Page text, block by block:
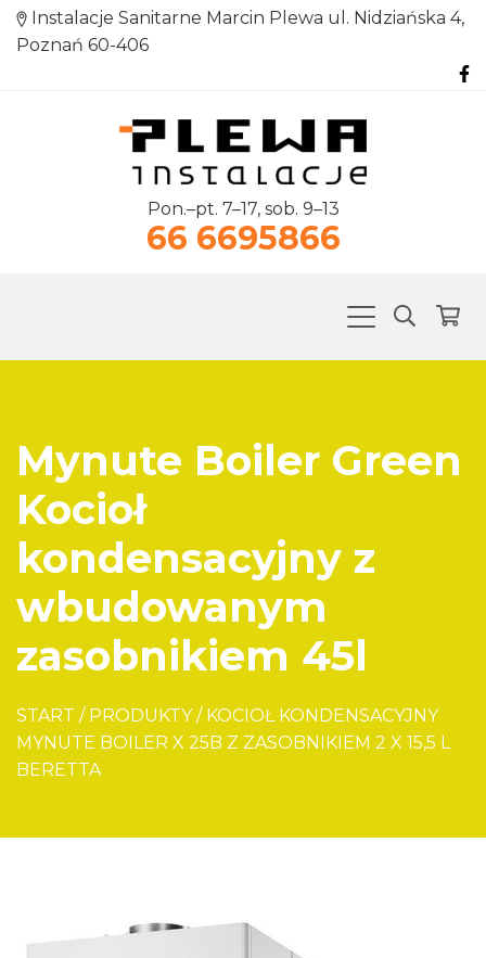
Instalacje Sanitarne Marcin Plewa ul. Nidziańska 4,
Poznań 60-406
Pon.–pt. 7–17, sob. 9–13
66 6695866
Mynute Boiler Green
Kocioł
kondensacyjny z
wbudowanym
zasobnikiem 45l
START / PRODUKTY / KOCIOŁ KONDENSACYJNY
MYNUTE BOILER X 25B Z ZASOBNIKIEM 2 X 15,5 L
BERETTA